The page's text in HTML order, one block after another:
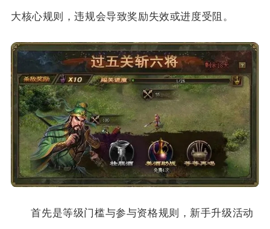
大核心规则，违规会导致奖励失效或进度受阻。
首先是等级门槛与参与资格规则，新手升级活动